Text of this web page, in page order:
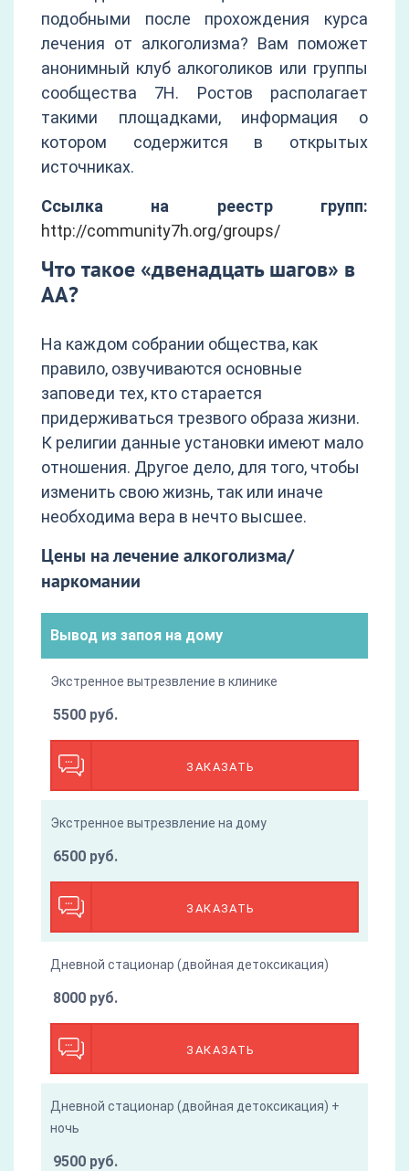
подобными после прохождения курса
лечения от алкоголизма? Вам поможет
анонимный клуб алкоголиков или группы
сообщества 7Н. Ростов располагает
такими площадками, информация о
котором содержится в открытых
источниках.
Ссылка на реестр групп:
http://community7h.org/groups/
Что такое «двенадцать шагов» в
АА?
На каждом собрании общества, как
правило, озвучиваются основные
заповеди тех, кто старается
придерживаться трезвого образа жизни.
К религии данные установки имеют мало
отношения. Другое дело, для того, чтобы
изменить свою жизнь, так или иначе
необходима вера в нечто высшее.
Цены на лечение алкоголизма/
наркомании
Вывод из запоя на дому
Экстренное вытрезвление в клинике
ЗАКАЗАТЬ
5500 руб.
Экстренное вытрезвление на дому
ЗАКАЗАТЬ
6500 руб.
Дневной стационар (двойная детоксикация)
ЗАКАЗАТЬ
8000 руб.
Дневной стационар (двойная детоксикация) +
ночь
9500 руб.